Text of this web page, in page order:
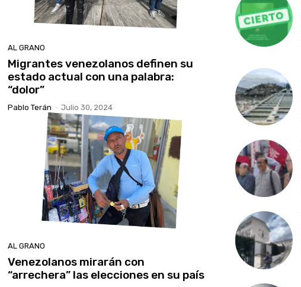
AL GRANO
Migrantes venezolanos definen su
estado actual con una palabra:
“dolor”
Pablo Terán - Julio 30, 2024
AL GRANO
Venezolanos mirarán con
“arrechera” las elecciones en su país